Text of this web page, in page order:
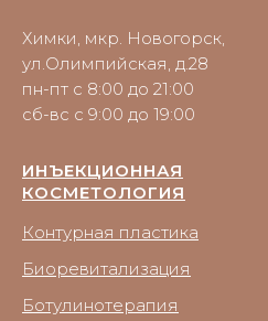
Химки, мкр. Новогорск,
ул.Олимпийская, д.28
пн-пт с 8:00 до 21:00
сб-вс с 9:00 до 19:00
ИНЪЕКЦИОННАЯ
КОСМЕТОЛОГИЯ
Контурная пластика
Биоревитализация
Ботулинотерапия